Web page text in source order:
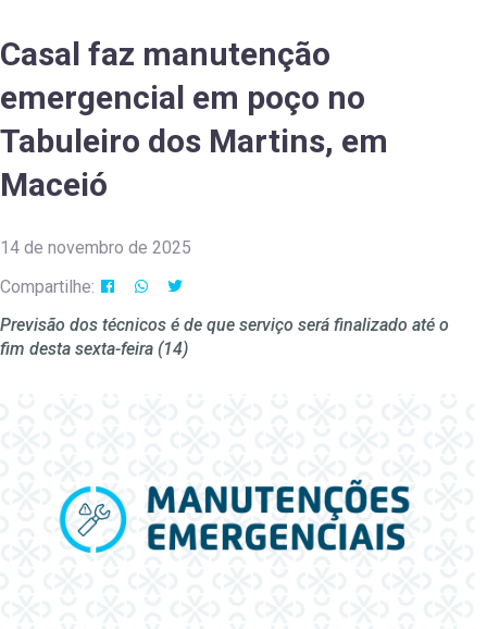
Casal faz manutenção
emergencial em poço no
Tabuleiro dos Martins, em
Maceió
14 de novembro de 2025
Compartilhe:
Previsão dos técnicos é de que serviço será finalizado até o
fim desta sexta-feira (14)